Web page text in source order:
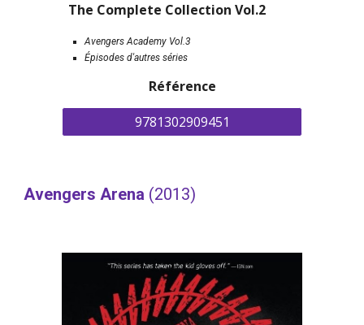
The Complete Collection Vol.2
Avengers Academy Vol.3
Épisodes d'autres séries
Référence
9781302909451
Avengers Arena (2013)